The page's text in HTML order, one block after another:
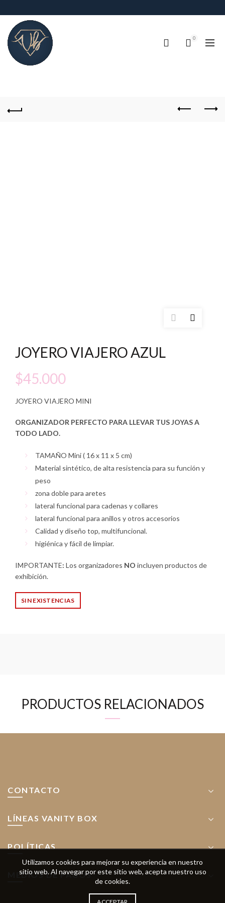
0
JOYERO VIAJERO AZUL
$45.000
JOYERO VIAJERO MINI
ORGANIZADOR PERFECTO PARA LLEVAR TUS JOYAS A
TODO LADO.
TAMAÑO Mini ( 16 x 11 x 5 cm)
Material sintético, de alta resistencia para su función y
peso
zona doble para aretes
lateral funcional para cadenas y collares
lateral funcional para anillos y otros accesorios
Calidad y diseño top, multifuncional.
higiénica y fácil de limpiar.
IMPORTANTE: Los organizadores NO incluyen productos de
exhibición.
SIN EXISTENCIAS
PRODUCTOS RELACIONADOS
CONTACTO
LÍNEAS VANITY BOX
POLÍTICAS
MEDIOS DE PAGOS
Utilizamos cookies para mejorar su experiencia en nuestro
sitio web. Al navegar por este sitio web, acepta nuestro uso
de cookies.